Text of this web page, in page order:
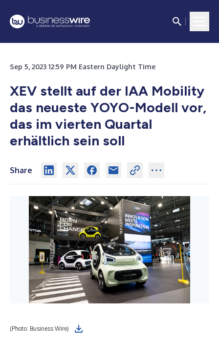
Sep 5, 2023 12:59 PM Eastern Daylight Time
XEV stellt auf der IAA Mobility
das neueste YOYO-Modell vor,
das im vierten Quartal
erhältlich sein soll
Share
(Photo: Business Wire)